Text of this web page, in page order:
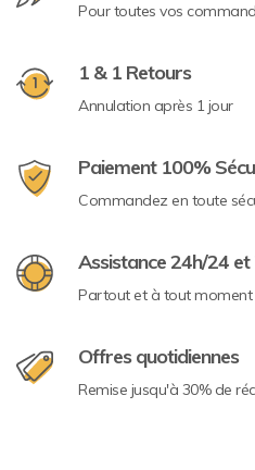
Pour toutes vos
1 & 1 Retours
Annulation après 1 jour
Paiement 100%
Commandez en toute
Assistance 24h/24
Partout et à tout moment
Offres quotidiennes
Remise jusqu'à 30% de